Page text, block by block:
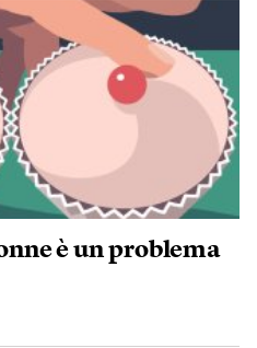
è un problema